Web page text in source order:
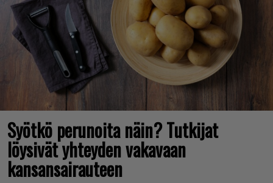
Syötkö perunoita näin? Tutkijat
löysivät yhteyden vakavaan
kansansairauteen